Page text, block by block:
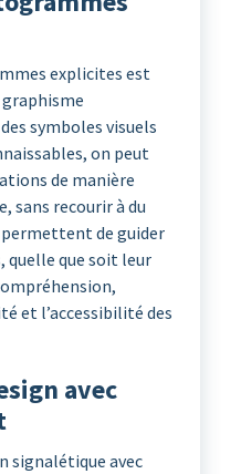
explicites est
symboles visuels
on peut
de manière
sans recourir à du
de guider
quelle que soit leur
et l’accessibilité des
avec
signalétique avec